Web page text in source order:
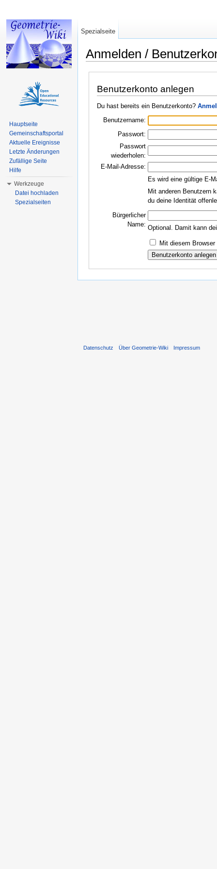
Anmelden /
Benutzerkonto anlegen
Du hast bereits ein Benutzerkonto?
Benutzername:
Passwort:
Passwort
wiederholen:
E-Mail-Adresse:
Es wird eine gültige E-
Mit anderen Benutzern
du deine Identität
Bürgerlicher
Name: Optional. Damit kann
Mit diesem
Spezialseite
Hauptseite
Gemeinschaftsportal
Aktuelle Ereignisse
Letzte Änderungen
Zufällige Seite
Hilfe
Werkzeuge
Datei hochladen
Spezialseiten
Datenschutz Über Geometrie-Wiki Impressum